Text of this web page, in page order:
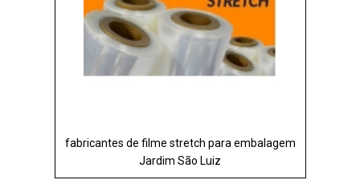
fabricantes de filme stretch para embalagem
Jardim São Luiz